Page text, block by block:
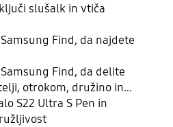
slušalk in vtiča
Find, da najdete
Find, da delite
otrokom, družino in
S22 Ultra S Pen in